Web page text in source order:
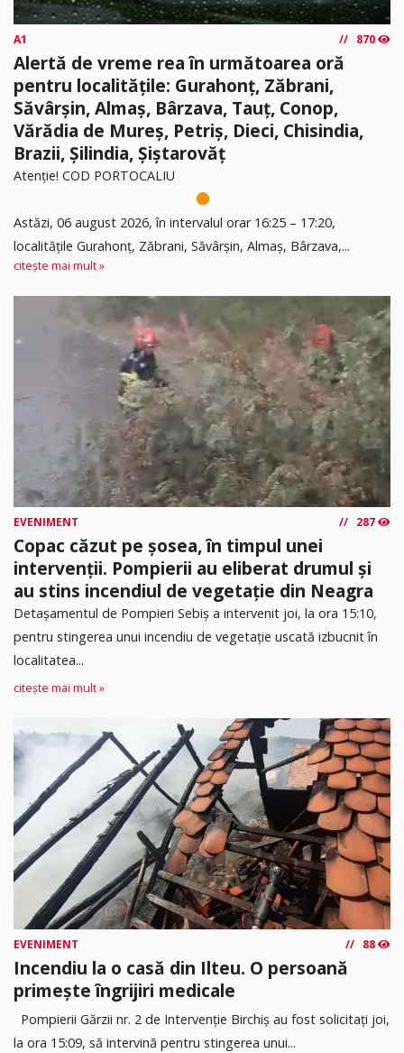
A1 870
Alertă de vreme rea în următoarea oră
pentru localitățile: Gurahonț, Zăbrani,
Săvârșin, Almaș, Bârzava, Tauț, Conop,
Vărădia de Mureș, Petriș, Dieci, Chisindia,
Brazii, Șilindia, Șiștarovăț
Atenție! COD PORTOCALIU
Astăzi, 06 august 2026, în intervalul orar 16:25 – 17:20,
localitățile Gurahonț, Zăbrani, Săvârșin, Almaș, Bârzava,...
citește mai mult »
EVENIMENT 287
Copac căzut pe șosea, în timpul unei
intervenții. Pompierii au eliberat drumul și
au stins incendiul de vegetație din Neagra
Detașamentul de Pompieri Sebiș a intervenit joi, la ora 15:10,
pentru stingerea unui incendiu de vegetație uscată izbucnit în
localitatea...
citește mai mult »
EVENIMENT 88
Incendiu la o casă din Ilteu. O persoană
primește îngrijiri medicale
Pompierii Gărzii nr. 2 de Intervenție Birchiș au fost solicitați joi,
la ora 15:09, să intervină pentru stingerea unui...